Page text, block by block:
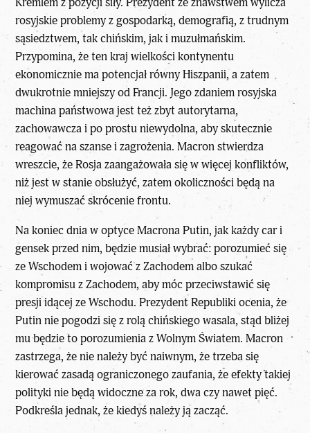
rosyjskie problemy z gospodarką, demografią, z trudnym
sąsiedztwem, tak chińskim, jak i muzułmańskim.
Przypomina, że ten kraj wielkości kontynentu
ekonomicznie ma potencjał równy Hiszpanii, a zatem
dwukrotnie mniejszy od Francji. Jego zdaniem rosyjska
machina państwowa jest też zbyt autorytarna,
zachowawcza i po prostu niewydolna, aby skutecznie
reagować na szanse i zagrożenia. Macron stwierdza
wreszcie, że Rosja zaangażowała się w więcej konfliktów,
niż jest w stanie obsłużyć, zatem okoliczności będą na
niej wymuszać skrócenie frontu.
Na koniec dnia w optyce Macrona Putin, jak każdy car i
gensek przed nim, będzie musiał wybrać: porozumieć się
ze Wschodem i wojować z Zachodem albo szukać
kompromisu z Zachodem, aby móc przeciwstawić się
presji idącej ze Wschodu. Prezydent Republiki ocenia, że
Putin nie pogodzi się z rolą chińskiego wasala, stąd bliżej
mu będzie to porozumienia z Wolnym Światem. Macron
zastrzega, że nie należy być naiwnym, że trzeba się
kierować zasadą ograniczonego zaufania, że efekty takiej
polityki nie będą widoczne za rok, dwa czy nawet pięć.
Podkreśla jednak, że kiedyś należy ją zacząć.